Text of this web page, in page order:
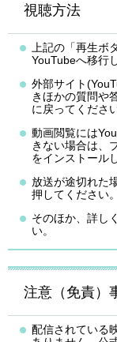
視聴方法
上記の「再生ボ
YouTubeへ移行
外部サイト
きほかの質問や
に戻ってください
動画閲覧には
きない場合は、
をインストール
放送が途切れた
押してください。
そのほか、詳し
い。
注意（免責）
配信されている